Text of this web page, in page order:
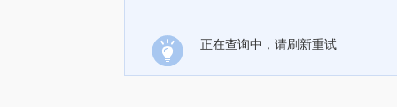
正在查询中，请刷新重试